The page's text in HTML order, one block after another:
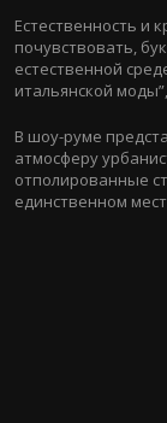
Естественность и
почувствовать,
естественной
итальянской
В шоу-руме
атмосферу
отполированные
единственном